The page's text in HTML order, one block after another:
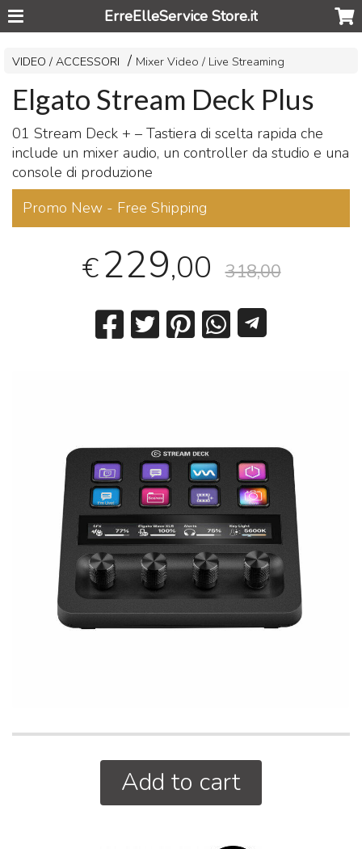
ErreElleService Store.it
VIDEO / ACCESSORI Mixer Video / Live Streaming
Elgato Stream Deck Plus
01 Stream Deck + – Tastiera di scelta rapida che
include un mixer audio, un controller da studio e una
console di produzione
Promo New - Free Shipping
€229,00 318,00
Add to cart